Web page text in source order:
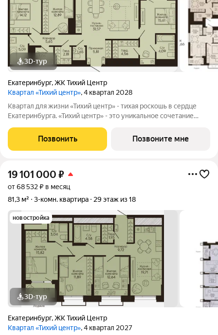
3D-тур
Екатеринбург,ЖК Тихий Центр
Квартал «Тихий центр», 4 квартал 2028
Квартал для жизни «Тихий центр» - тихая роскошь в сердце
Екатеринбурга. «Тихий центр» - это уникальное сочетание
инфраструктуры. Соседство с главными
достопримечательностями, лучшими ресторанами и
Позвонить Позвоните мне
19 101 000 ₽
от 68 532 ₽ в месяц
81,3 м²
3-комн. квартира 29 этаж из 18
новостройка
3D-тур
Екатеринбург,ЖК Тихий Центр
Квартал «Тихий центр», 4 квартал 2027